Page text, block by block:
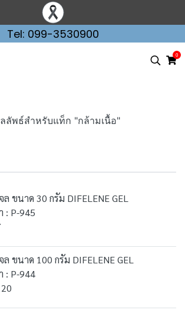
Tel: 099-3530900
0
ลัพธ์สำหรับแท็ก "กล้ามเนื้อ"
ขนาด 30 กรัม DIFELENE GEL
: P-945
ขนาด 100 กรัม DIFELENE GEL
: P-944